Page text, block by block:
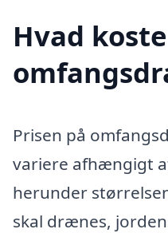
Hvad
Prisen på
variere afhængigt
herunder
skal drænes,